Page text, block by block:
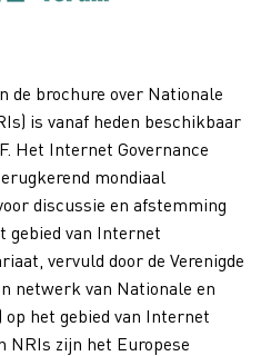
de brochure over Nationale
is vanaf heden beschikbaar
Het Internet Governance
mondiaal
discussie en afstemming
gebied van Internet
vervuld door de Verenigde
netwerk van Nationale en
het gebied van Internet
NRIs zijn het Europese